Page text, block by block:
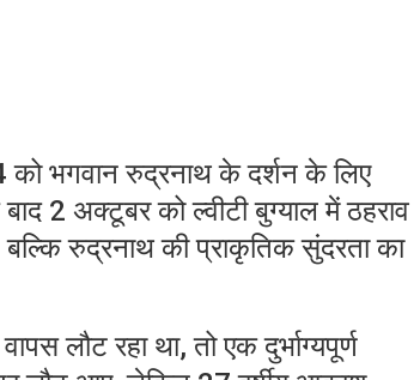
भगवान रुद्रनाथ के दर्शन के लिए
2 अक्टूबर को ल्वीटी बुग्याल में ठहराव
रुद्रनाथ की प्राकृतिक सुंदरता का
लौट रहा था, तो एक दुर्भाग्यपूर्ण